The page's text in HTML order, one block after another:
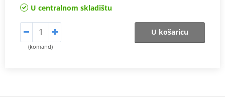
U centralnom skladištu
(komand)
U košaricu